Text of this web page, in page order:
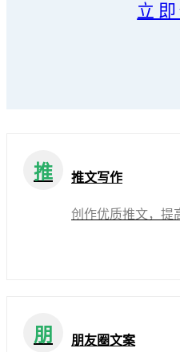
立
推 推文写作
创作优质推文，提
朋 朋友圈文案